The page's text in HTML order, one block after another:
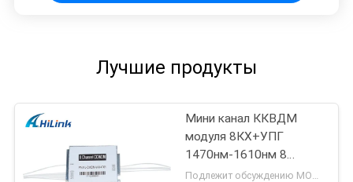
Лучшие продукты
Мини канал ККВДМ
модуля 8КХ+УПГ
1470нм-1610нм 8
Компат КВДМ коробкиПодлежит обсуждению MOQ:1pcs